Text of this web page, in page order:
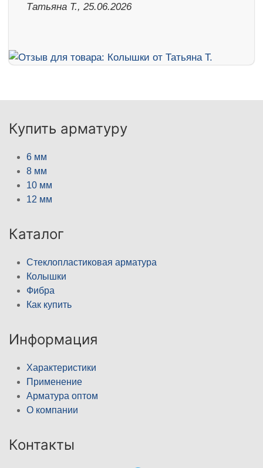
Татьяна Т., 25.06.2026
Купить арматуру
6 мм
8 мм
10 мм
12 мм
Каталог
Стеклопластиковая арматура
Колышки
Фибра
Как купить
Информация
Характеристики
Применение
Арматура оптом
О компании
Контакты